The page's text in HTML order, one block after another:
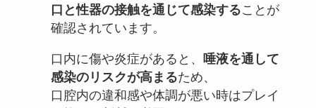
口と性器の接触を通じて感染することが
確認されています。
口内に傷や炎症があると、 唾液を通して
感染のリスクが高まるため、
口腔内の違和感や体調が悪い時はプレイ